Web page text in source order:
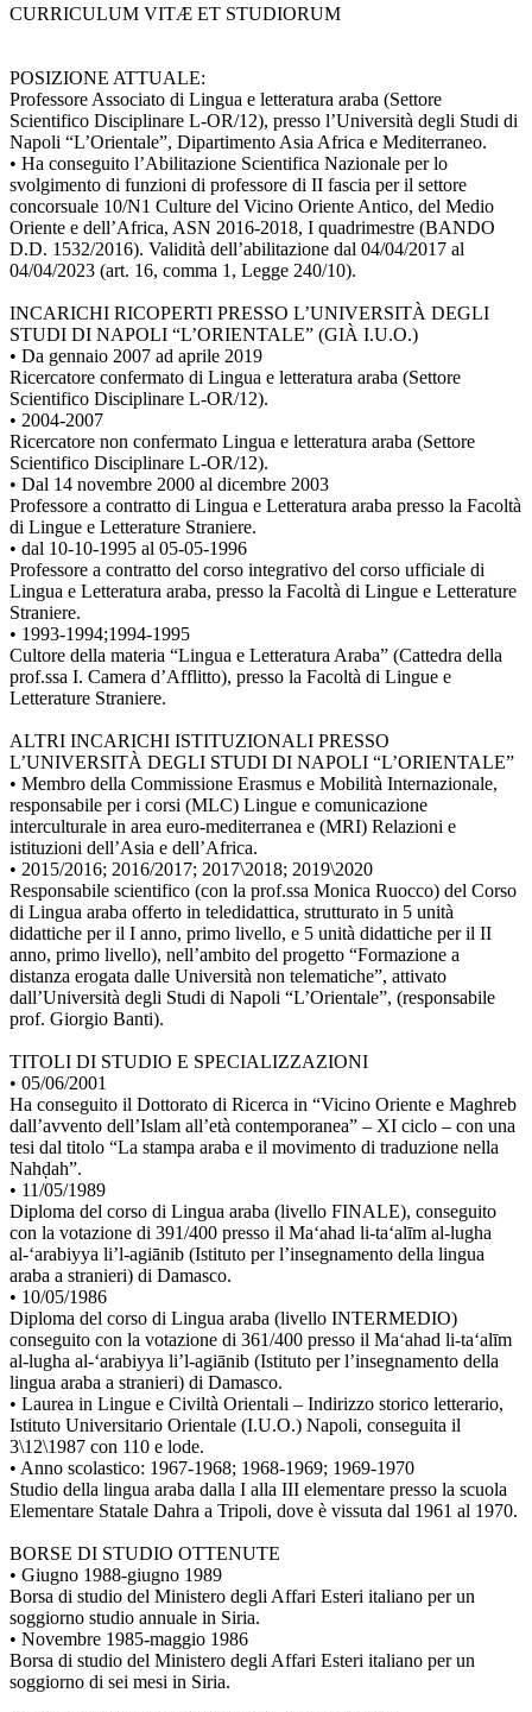
CURRICULUM VITÆ ET STUDIORUM
POSIZIONE ATTUALE:
Professore Associato di Lingua e letteratura araba (Settore
Scientifico Disciplinare L-OR/12), presso l’Università degli Studi di
Napoli “L’Orientale”, Dipartimento Asia Africa e Mediterraneo.
• Ha conseguito l’Abilitazione Scientifica Nazionale per lo
svolgimento di funzioni di professore di II fascia per il settore
concorsuale 10/N1 Culture del Vicino Oriente Antico, del Medio
Oriente e dell’Africa, ASN 2016-2018, I quadrimestre (BANDO
D.D. 1532/2016). Validità dell’abilitazione dal 04/04/2017 al
04/04/2023 (art. 16, comma 1, Legge 240/10).
INCARICHI RICOPERTI PRESSO L’UNIVERSITÀ DEGLI
STUDI DI NAPOLI “L’ORIENTALE” (GIÀ I.U.O.)
• Da gennaio 2007 ad aprile 2019
Ricercatore confermato di Lingua e letteratura araba (Settore
Scientifico Disciplinare L-OR/12).
• 2004-2007
Ricercatore non confermato Lingua e letteratura araba (Settore
Scientifico Disciplinare L-OR/12).
• Dal 14 novembre 2000 al dicembre 2003
Professore a contratto di Lingua e Letteratura araba presso la Facoltà
di Lingue e Letterature Straniere.
• dal 10-10-1995 al 05-05-1996
Professore a contratto del corso integrativo del corso ufficiale di
Lingua e Letteratura araba, presso la Facoltà di Lingue e Letterature
Straniere.
• 1993-1994;1994-1995
Cultore della materia “Lingua e Letteratura Araba” (Cattedra della
prof.ssa I. Camera d’Afflitto), presso la Facoltà di Lingue e
Letterature Straniere.
ALTRI INCARICHI ISTITUZIONALI PRESSO
L’UNIVERSITÀ DEGLI STUDI DI NAPOLI “L’ORIENTALE”
• Membro della Commissione Erasmus e Mobilità Internazionale,
responsabile per i corsi (MLC) Lingue e comunicazione
interculturale in area euro-mediterranea e (MRI) Relazioni e
istituzioni dell’Asia e dell’Africa.
• 2015/2016; 2016/2017; 2017\2018; 2019\2020
Responsabile scientifico (con la prof.ssa Monica Ruocco) del Corso
di Lingua araba offerto in teledidattica, strutturato in 5 unità
didattiche per il I anno, primo livello, e 5 unità didattiche per il II
anno, primo livello), nell’ambito del progetto “Formazione a
distanza erogata dalle Università non telematiche”, attivato
dall’Università degli Studi di Napoli “L’Orientale”, (responsabile
prof. Giorgio Banti).
TITOLI DI STUDIO E SPECIALIZZAZIONI
• 05/06/2001
Ha conseguito il Dottorato di Ricerca in “Vicino Oriente e Maghreb
dall’avvento dell’Islam all’età contemporanea” – XI ciclo – con una
tesi dal titolo “La stampa araba e il movimento di traduzione nella
Nahḍah”.
• 11/05/1989
Diploma del corso di Lingua araba (livello FINALE), conseguito
con la votazione di 391/400 presso il Ma‘ahad li-ta‘alīm al-lugha
al-‘arabiyya li’l-agiānib (Istituto per l’insegnamento della lingua
araba a stranieri) di Damasco.
• 10/05/1986
Diploma del corso di Lingua araba (livello INTERMEDIO)
conseguito con la votazione di 361/400 presso il Ma‘ahad li-ta‘alīm
al-lugha al-‘arabiyya li’l-agiānib (Istituto per l’insegnamento della
lingua araba a stranieri) di Damasco.
• Laurea in Lingue e Civiltà Orientali – Indirizzo storico letterario,
Istituto Universitario Orientale (I.U.O.) Napoli, conseguita il
3\12\1987 con 110 e lode.
• Anno scolastico: 1967-1968; 1968-1969; 1969-1970
Studio della lingua araba dalla I alla III elementare presso la scuola
Elementare Statale Dahra a Tripoli, dove è vissuta dal 1961 al 1970.
BORSE DI STUDIO OTTENUTE
• Giugno 1988-giugno 1989
Borsa di studio del Ministero degli Affari Esteri italiano per un
soggiorno studio annuale in Siria.
• Novembre 1985-maggio 1986
Borsa di studio del Ministero degli Affari Esteri italiano per un
soggiorno di sei mesi in Siria.